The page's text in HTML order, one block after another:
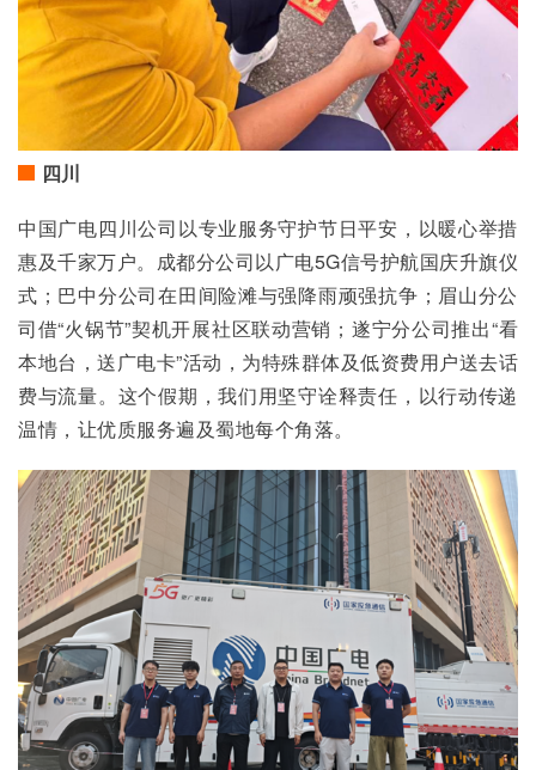
四川
中国广电四川公司以专业服务守护节日平安，以暖心举措
惠及千家万户。成都分公司以广电5G信号护航国庆升旗仪
式；巴中分公司在田间险滩与强降雨顽强抗争；眉山分公
司借“火锅节”契机开展社区联动营销；遂宁分公司推出“看
本地台，送广电卡”活动，为特殊群体及低资费用户送去话
费与流量。这个假期，我们用坚守诠释责任，以行动传递
温情，让优质服务遍及蜀地每个角落。